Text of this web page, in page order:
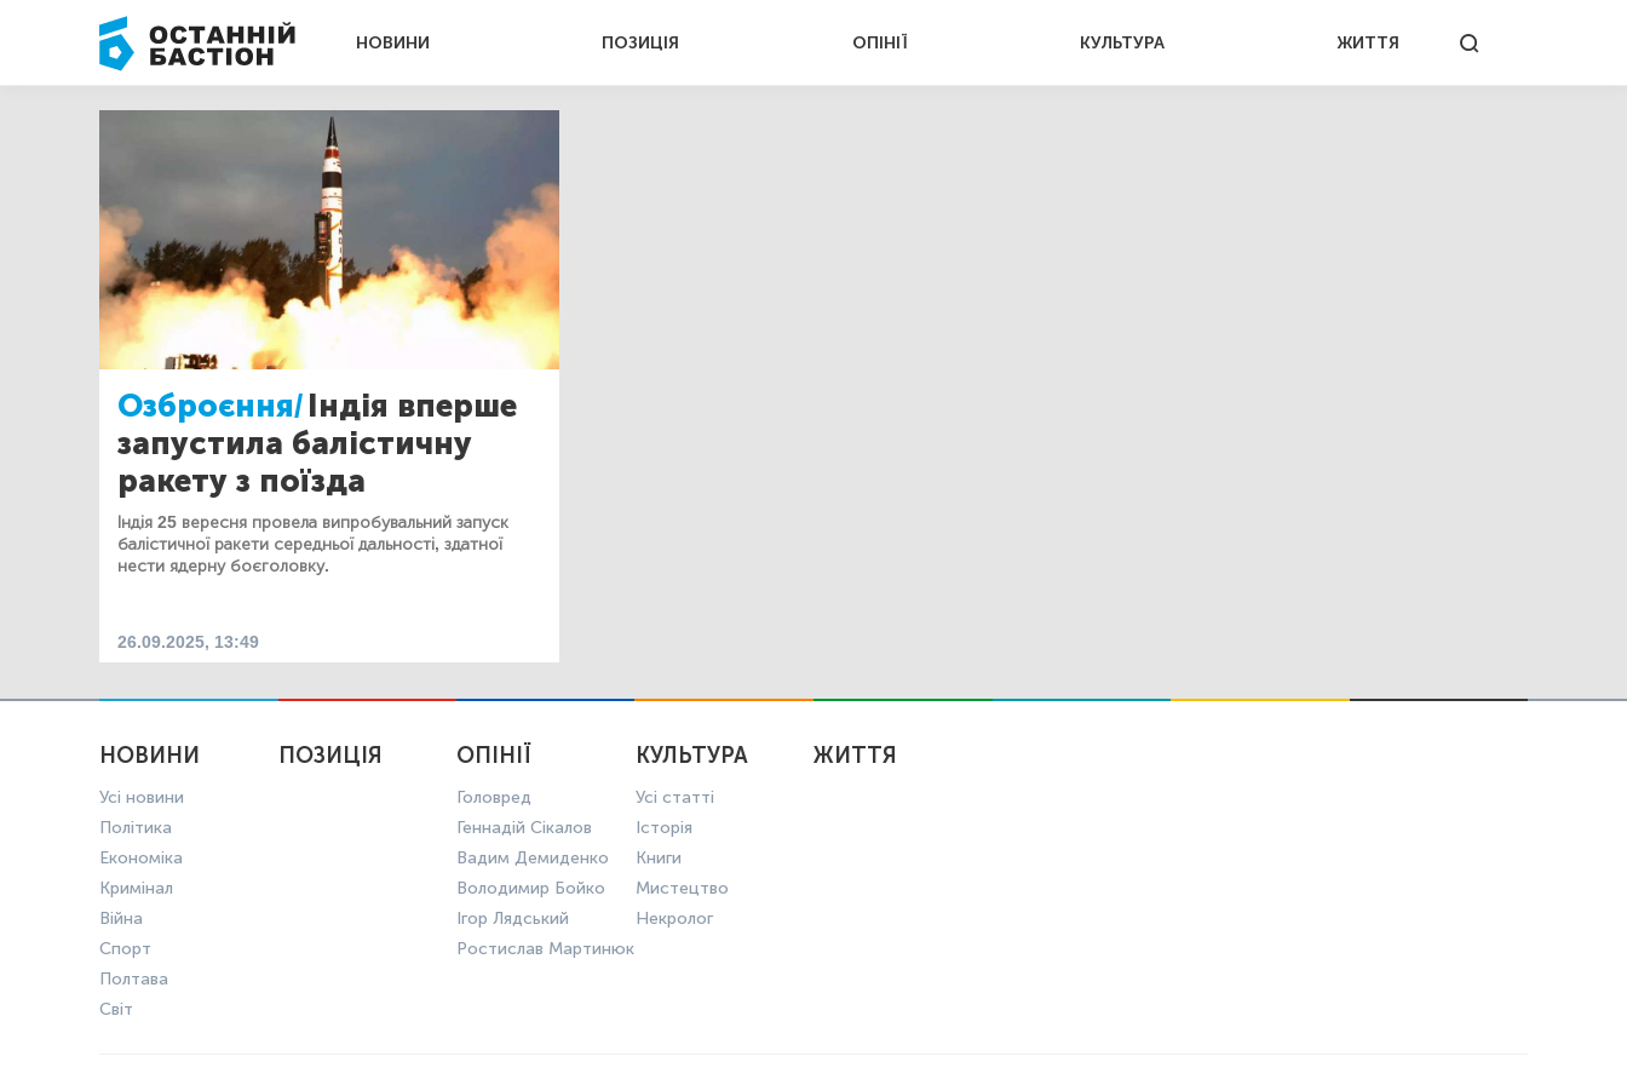
НОВИНИ ПОЗИЦІЯ ОПІНІЇ КУЛЬТУРА ЖИТТЯ
Озброєння/Індія вперше
запустила балістичну
ракету з поїзда
Індія 25 вересня провела випробувальний запуск
балістичної ракети середньої дальності, здатної
нести ядерну боєголовку.
26.09.2025, 13:49
НОВИНИ
Усі новини
Політика
Економіка
Кримінал
Війна
Спорт
Полтава
Світ
ПОЗИЦІЯ ОПІНІЇ
Головред
Геннадій Сікалов
Вадим Демиденко
Володимир Бойко
Ігор Лядський
Ростислав Мартинюк
КУЛЬТУРА
Усі статті
Історія
Книги
Мистецтво
Некролог
ЖИТТЯ